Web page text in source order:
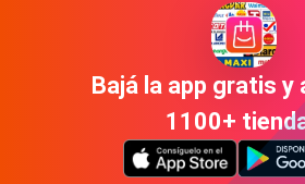
Bajá la app gratis y
1100+